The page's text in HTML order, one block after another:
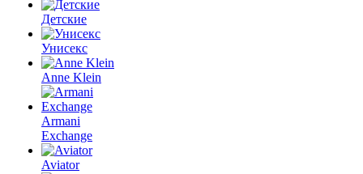
Детские
Унисекс
Anne Klein
Armani
Exchange
Aviator